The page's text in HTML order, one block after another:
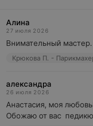
Алина
27 июля 2026
Внимательный мастер.
Крюкова П. -
александра
26 июля 2026
Анастасия, моя
Обожаю от вас